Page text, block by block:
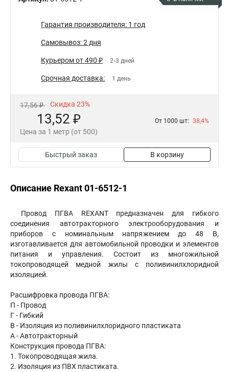
Гарантия производителя: 1 год
Самовывоз: 2 дня
Курьером от 490 ₽ 2-3 дней
Срочная доставка: 1 день
17,56 ₽ Скидка 23%
13,52 ₽
Цена за 1 метр (от 500)
От 1000 шт: 38,4%
Быстрый заказ В корзину
Описание Rexant 01-6512-1
Провод ПГВА REXANT предназначен для гибкого
соединения автотракторного электрооборудования и
приборов с номинальным напряжением до 48 В,
изготавливается для автомобильной проводки и элементов
питания и управления. Состоит из многожильной
токопроводящей медной жилы с поливинилхлоридной
изоляцией.
Расшифровка провода ПГВА:
П - Провод
Г - Гибкий
В - Изоляция из поливинилхлоридного пластиката
А - Автотракторный
Конструкция провода ПГВА:
1. Токопроводящая жила.
2. Изоляция из ПВХ пластиката.